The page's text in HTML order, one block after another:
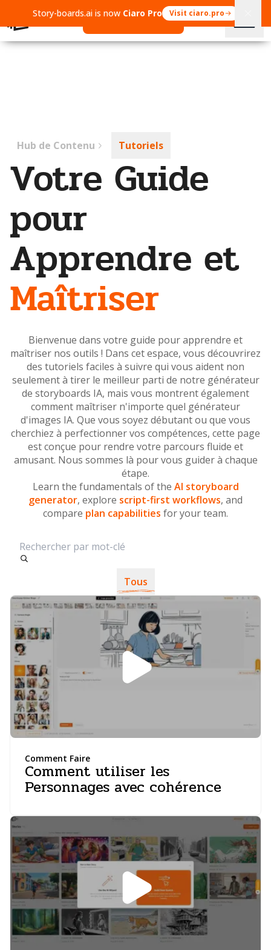
Story-boards.ai is now Ciaro Pro Visit ciaro.pro
Hub de Contenu Tutoriels
Votre Guide
pour
Apprendre et
Maîtriser
Bienvenue dans votre guide pour apprendre et
maîtriser nos outils ! Dans cet espace, vous découvrirez
des tutoriels faciles à suivre qui vous aident non
seulement à tirer le meilleur parti de notre générateur
de storyboards IA, mais vous montrent également
comment maîtriser n'importe quel générateur
d'images IA. Que vous soyez débutant ou que vous
cherchiez à perfectionner vos compétences, cette page
est conçue pour rendre votre parcours fluide et
amusant. Nous sommes là pour vous guider à chaque
étape.
Learn the fundamentals of the AI storyboard
generator, explore script-first workflows, and
compare plan capabilities for your team.
Tous
Comment Faire
Comment utiliser les
Personnages avec cohérence